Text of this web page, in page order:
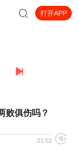
打开APP
败俱伤吗？
01:52